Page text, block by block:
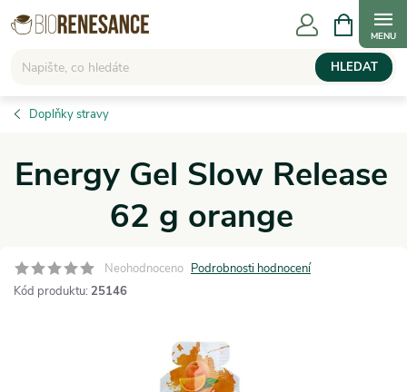
Přejít
na
HLEDAT
NÁKUPNÍ
KOŠÍK
Doplňky stravy
Energy Gel Slow Release
62 g orange
Neohodnoceno Podrobnosti hodnocení
Kód produktu: 25146